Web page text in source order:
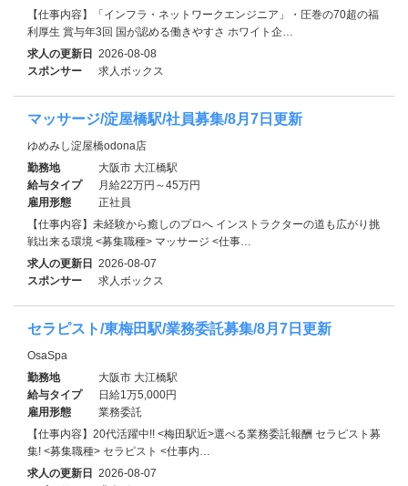
【仕事内容】「インフラ・ネットワークエンジニア」・圧巻の70超の福
利厚生 賞与年3回 国が認める働きやすさ ホワイト企…
求人の更新日 2026-08-08
スポンサー
求人ボックス
マッサージ/淀屋橋駅/社員募集/8月7日更新
ゆめみし淀屋橋odona店
勤務地
大阪市 大江橋駅
給与タイプ
月給22万円～45万円
雇用形態
正社員
【仕事内容】未経験から癒しのプロへ インストラクターの道も広がり挑
戦出来る環境 <募集職種> マッサージ <仕事…
求人の更新日 2026-08-07
スポンサー
求人ボックス
セラピスト/東梅田駅/業務委託募集/8月7日更新
OsaSpa
勤務地
大阪市 大江橋駅
給与タイプ
日給1万5,000円
雇用形態
業務委託
【仕事内容】20代活躍中!! <梅田駅近>選べる業務委託報酬 セラピスト募
集! <募集職種> セラピスト <仕事内…
求人の更新日 2026-08-07